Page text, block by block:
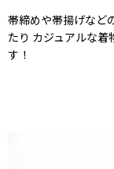
帯締めや帯揚げなど
たり カジュアルな
す！